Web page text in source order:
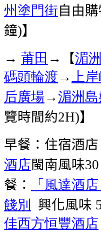
州塗門街自由
鐘)】
→ 莆田 →【湄
碼頭輪渡→上岸
后廣場→湄洲島
覽時間約2H)】
早餐：住宿酒
酒店閩南風味
餐：
「風達酒
餞別 興化風味
佳西方恒豐酒店